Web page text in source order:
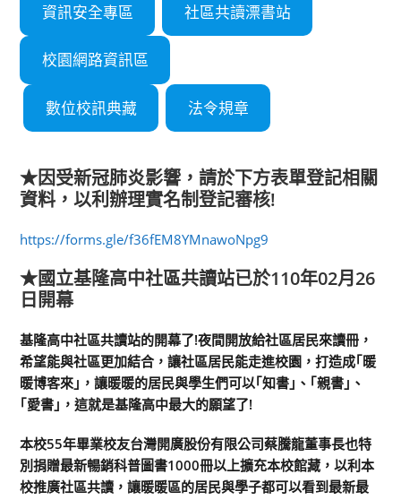
資訊安全專區 社區共讀漂書站
校園網路資訊區
數位校訊典藏 法令規章
★因受新冠肺炎影響 ， 請於下方表單登記相關
資料 ，以利辦理實名制登記審核!
https://forms.gle/f36fEM8YMnawoNpg9
★國立基隆高中社區共讀站已於110年02月26
日開幕
基隆高中社區共讀站的開幕了!夜間開放給社區居民來讀冊，
希望能與社區更加結合，讓社區居民能走進校園，打造成｢暖
暖博客來｣，讓暖暖的居民與學生們可以｢知書｣、｢親書｣、
｢愛書｣，這就是基隆高中最大的願望了!
本校55年畢業校友台灣開廣股份有限公司蔡騰龍董事長也特
別捐贈最新暢銷科普圖書1000冊以上擴充本校館藏，以利本
校推廣社區共讀，讓暖暖區的居民與學子都可以看到最新最